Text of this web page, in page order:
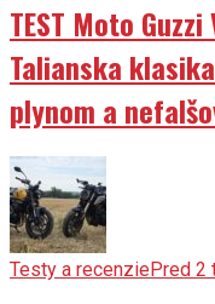
TEST Moto
Talianska
plynom a
Testy a recenziePred 2